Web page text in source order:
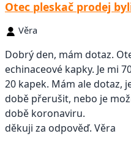
Otec pleskač prodej
Věra
Dobrý den, mám dotaz.
echinaceové kapky. Je mi
20 kapek. Mám ale dotaz,
době přerušit, nebo je
době koronaviru.
děkuji za odpověď. Věra